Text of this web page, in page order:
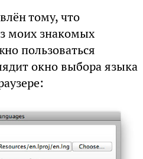
тому, что
моих знакомых
пользоваться
окно выбора языка